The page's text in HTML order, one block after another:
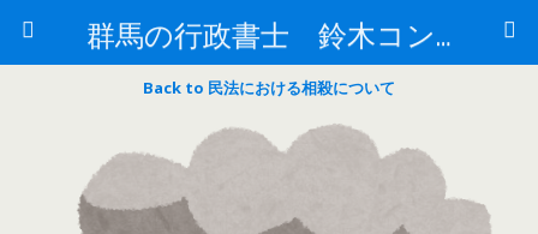
群馬の行政書士 鈴木コンサルもすなるブログ
Back to 民法における相殺について